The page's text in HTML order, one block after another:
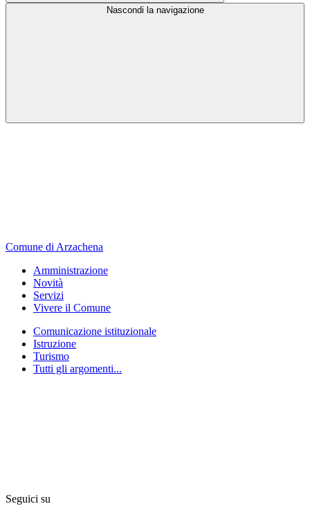
Nascondi la navigazione
Comune di Arzachena
Amministrazione
Novità
Servizi
Vivere il Comune
Comunicazione istituzionale
Istruzione
Turismo
Tutti gli argomenti...
Seguici su